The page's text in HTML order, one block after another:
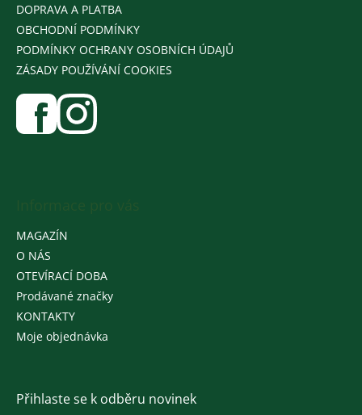
DOPRAVA A PLATBA
OBCHODNÍ PODMÍNKY
PODMÍNKY OCHRANY OSOBNÍCH ÚDAJŮ
ZÁSADY POUŽÍVÁNÍ COOKIES
MAGAZÍN
O NÁS
OTEVÍRACÍ DOBA
Prodávané značky
KONTAKTY
Moje objednávka
Přihlaste se k odběru novinek